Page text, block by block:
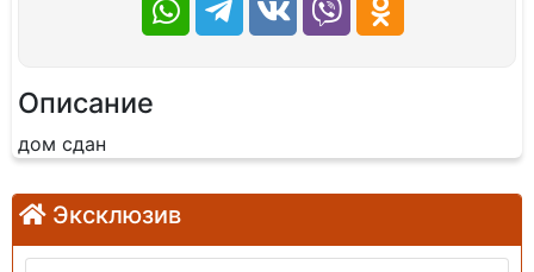
Описание
дом сдан
Эксклюзив